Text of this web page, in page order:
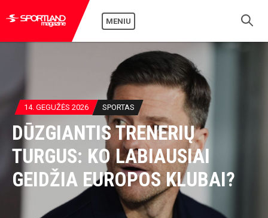
MENIU
14. GEGUŽĖS 2026 SPORTAS
DŪZGIANTIS TRENERIŲ
TURGUS: KO LABIAUSIAI
GEIDŽIA EUROPOS KLUBAI?